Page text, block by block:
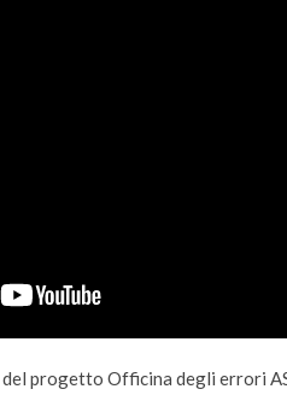
del progetto Officina degli errori